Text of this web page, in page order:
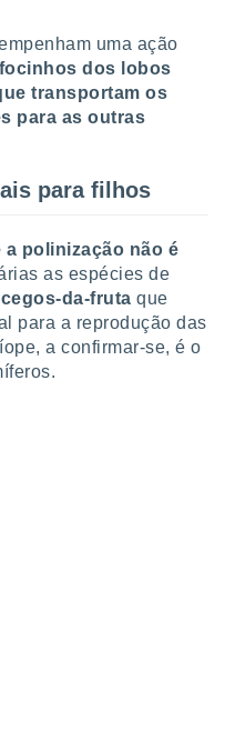
uma ação
focinhos dos lobos
transportam os
para as outras
para filhos
a polinização não é
as espécies de
da-fruta que
para a reprodução das
a confirmar-se, é o